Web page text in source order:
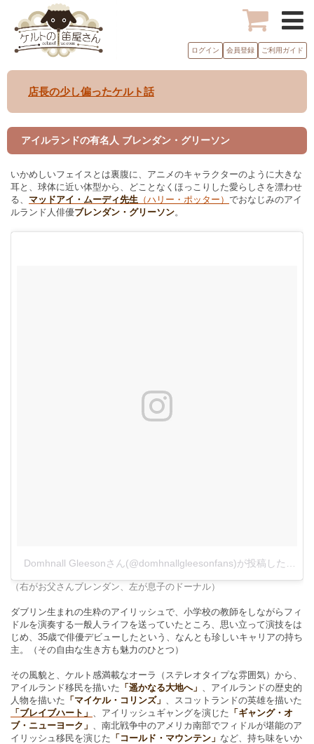
ログイン 会員登録 ご利用ガイド
店長の少し偏ったケルト話
アイルランドの有名人 ブレンダン・グリーソン
いかめしいフェイスとは裏腹に、アニメのキャラクターのように大きな
耳と、球体に近い体型から、どことなくほっこりした愛らしさを漂わせ
る、 マッドアイ・ムーディ先生 （ハリー・ポッター） でおなじみのアイ
ルランド人俳優ブレンダン・グリーソン。
（右がお父さんブレンダン、左が息子のドーナル）
ダブリン生まれの生粋のアイリッシュで、小学校の教師をしながらフィ
ドルを演奏する一般人ライフを送っていたところ、思い立って演技をは
じめ、35歳で俳優デビューしたという、なんとも珍しいキャリアの持ち
主。（その自由な生き方も魅力のひとつ）
その風貌と、ケルト感満載なオーラ（ステレオタイプな雰囲気）から、
アイルランド移民を描いた 「遥かなる大地へ」 、アイルランドの歴史的
人物を描いた 「マイケル・コリンズ」 、スコットランドの英雄を描いた
「ブレイブハート」 、アイリッシュギャングを演じた 「ギャング・オ
ブ・ニューヨーク」 、南北戦争中のアメリカ南部でフィドルが堪能のア
イリッシュ移民を演じた 「コールド・マウンテン」 など、持ち味をいか